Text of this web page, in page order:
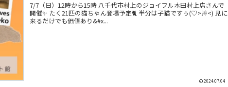
7/7（日）12時から15時 八千代市村上のジョイフル本田村上店さんで
開催✨ たく21匹の猫ちゃん登場予定🐈 半分は子猫ですぅ(♡>艸<) 見に
来るだけでも価値あり&#x...
2024.07.04